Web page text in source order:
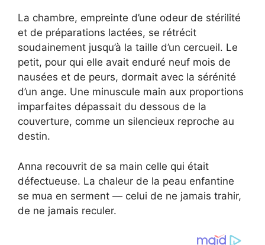
La chambre, empreinte d’une odeur de stérilité
et de préparations lactées, se rétrécit
soudainement jusqu’à la taille d’un cercueil. Le
petit, pour qui elle avait enduré neuf mois de
nausées et de peurs, dormait avec la sérénité
d’un ange. Une minuscule main aux proportions
imparfaites dépassait du dessous de la
couverture, comme un silencieux reproche au
destin.
Anna recouvrit de sa main celle qui était
défectueuse. La chaleur de la peau enfantine
se mua en serment — celui de ne jamais trahir,
de ne jamais reculer.